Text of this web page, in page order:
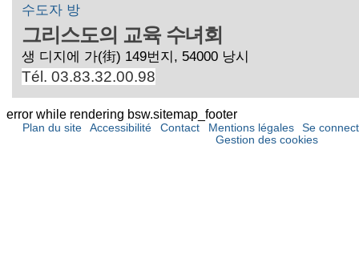
수도자 방
그리스도의 교육 수녀회
생 디지에 가(街) 149번지, 54000 낭시
Tél. 03.83.32.00.98
error while rendering bsw.sitemap_footer
Plan du site Accessibilité Contact Mentions légales
Se
Gestion des cookies